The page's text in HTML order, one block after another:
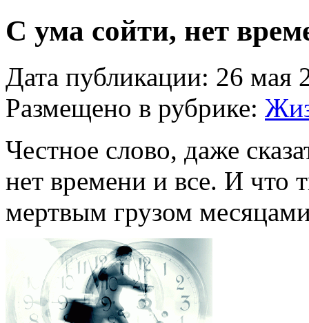
С ума сойти, нет
Дата публикации: 26 мая
Размещено в рубрике:
Честное слово, даже
нет времени и все. И что
мертвым грузом